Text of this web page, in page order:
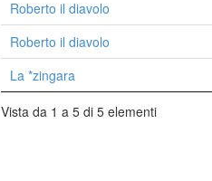
Roberto il diavolo
Roberto il diavolo
La *zingara
Vista da 1 a 5 di 5 elementi